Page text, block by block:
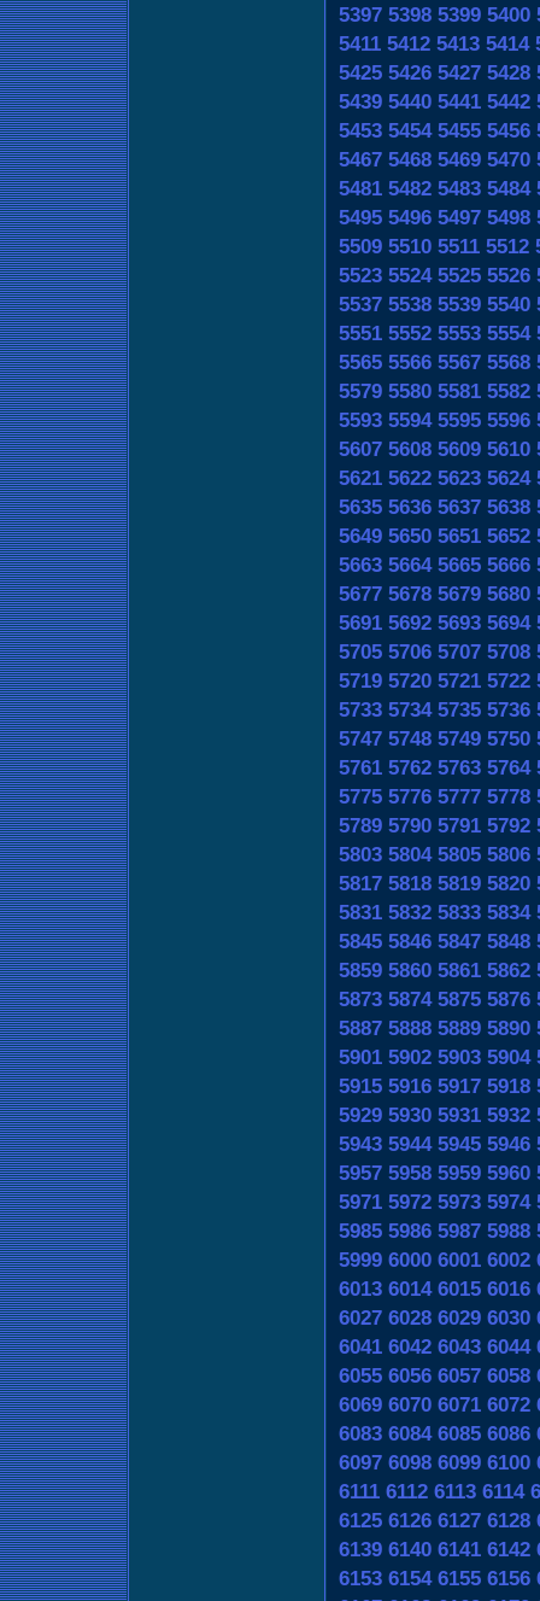
5397 5398 5399 5400
5411 5412 5413 5414
5425 5426 5427 5428
5439 5440 5441 5442
5453 5454 5455 5456
5467 5468 5469 5470
5481 5482 5483 5484
5495 5496 5497 5498
5509 5510 5511 5512
5523 5524 5525 5526
5537 5538 5539 5540
5551 5552 5553 5554
5565 5566 5567 5568
5579 5580 5581 5582
5593 5594 5595 5596
5607 5608 5609 5610
5621 5622 5623 5624
5635 5636 5637 5638
5649 5650 5651 5652
5663 5664 5665 5666
5677 5678 5679 5680
5691 5692 5693 5694
5705 5706 5707 5708
5719 5720 5721 5722
5733 5734 5735 5736
5747 5748 5749 5750
5761 5762 5763 5764
5775 5776 5777 5778
5789 5790 5791 5792
5803 5804 5805 5806
5817 5818 5819 5820
5831 5832 5833 5834
5845 5846 5847 5848
5859 5860 5861 5862
5873 5874 5875 5876
5887 5888 5889 5890
5901 5902 5903 5904
5915 5916 5917 5918
5929 5930 5931 5932
5943 5944 5945 5946
5957 5958 5959 5960
5971 5972 5973 5974
5985 5986 5987 5988
5999 6000 6001 6002
6013 6014 6015 6016
6027 6028 6029 6030
6041 6042 6043 6044
6055 6056 6057 6058
6069 6070 6071 6072
6083 6084 6085 6086
6097 6098 6099 6100
6111 6112 6113 6114
6125 6126 6127 6128
6139 6140 6141 6142
6153 6154 6155 6156